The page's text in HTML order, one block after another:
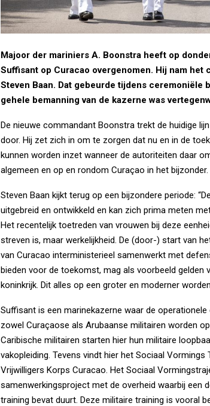
Majoor der mariniers A. Boonstra heeft op
Suffisant op Curacao overgenomen. Hij nam het
Steven Baan. Dat gebeurde tijdens ceremoniële
gehele bemanning van de kazerne was
De nieuwe commandant Boonstra trekt de huidige
door. Hij zet zich in om te zorgen dat nu en in de
kunnen worden inzet wanneer de autoriteiten daar
algemeen en op en rondom Curaçao in het bijzonder.
Steven Baan kijkt terug op een bijzondere periode:
uitgebreid en ontwikkeld en kan zich prima meten
Het recentelijk toetreden van vrouwen bij deze
streven is, maar werkelijkheid. De (door-) start van
van Curacao interministerieel samenwerkt met
bieden voor de toekomst, mag als voorbeeld gelden
koninkrijk. Dit alles op een groter en moderner
Suffisant is een marinekazerne waar de
zowel Curaçaose als Arubaanse militairen worden
Caribische militairen starten hier hun militaire
vakopleiding. Tevens vindt hier het Sociaal
Vrijwilligers Korps Curacao. Het Sociaal
samenwerkingsproject met de overheid waarbij een
training bevat duurt. Deze militaire training is vooral